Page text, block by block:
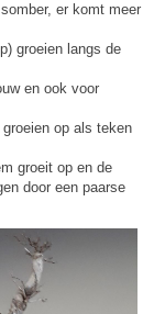
er komt meer
groeien langs de
en ook voor
op als teken
groeit op en de
door een paarse